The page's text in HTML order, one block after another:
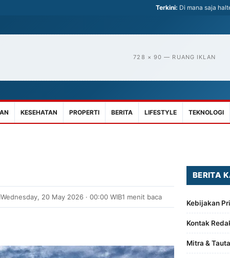
Terkini: Di mana saja
728 × 90 — RUANG IKLAN
KESEHATAN PROPERTI BERITA LIFESTYLE TEKNOLOGI
Wednesday, 20 May 2026 · 00:00 WIB1 menit baca
BERITA
Kebijakan
Kontak
Mitra &